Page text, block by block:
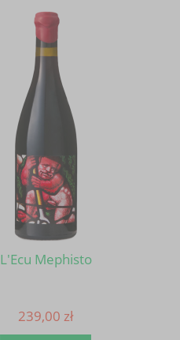
L'Ecu Mephisto
239,00 zł